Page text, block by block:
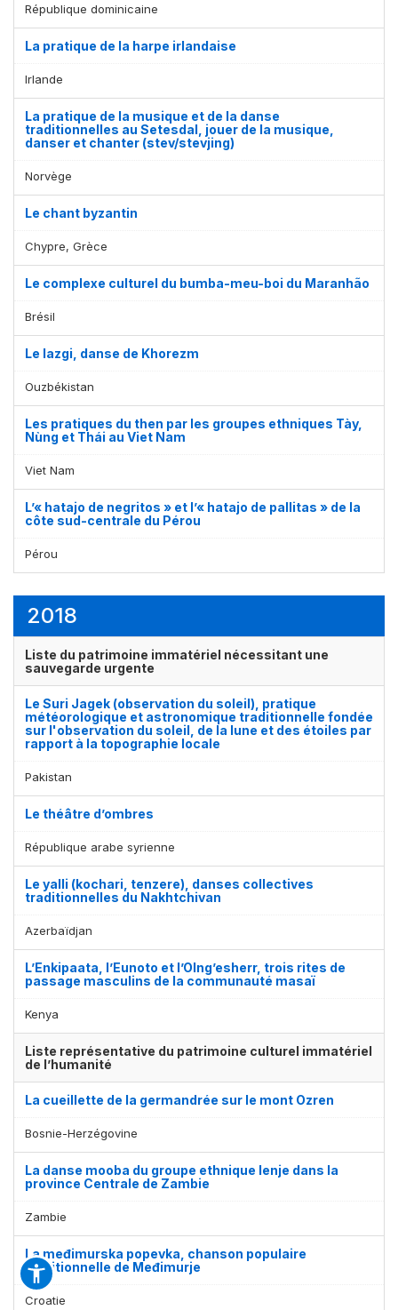
République dominicaine
La pratique de la harpe irlandaise
Irlande
La pratique de la musique et de la danse
traditionnelles au Setesdal, jouer de la musique,
danser et chanter (stev/stevjing)
Norvège
Le chant byzantin
Chypre, Grèce
Le complexe culturel du bumba-meu-boi du Maranhão
Brésil
Le lazgi, danse de Khorezm
Ouzbékistan
Les pratiques du then par les groupes ethniques Tày,
Nùng et Thái au Viet Nam
Viet Nam
L’« hatajo de negritos » et l’« hatajo de pallitas » de la
côte sud-centrale du Pérou
Pérou
2018
Liste du patrimoine immatériel nécessitant une
sauvegarde urgente
Le Suri Jagek (observation du soleil), pratique
météorologique et astronomique traditionnelle fondée
sur l'observation du soleil, de la lune et des étoiles par
rapport à la topographie locale
Pakistan
Le théâtre d’ombres
République arabe syrienne
Le yalli (kochari, tenzere), danses collectives
traditionnelles du Nakhtchivan
Azerbaïdjan
L’Enkipaata, l’Eunoto et l’Olng’esherr, trois rites de
passage masculins de la communauté masaï
Kenya
Liste représentative du patrimoine culturel immatériel
de l’humanité
La cueillette de la germandrée sur le mont Ozren
Bosnie-Herzégovine
La danse mooba du groupe ethnique lenje dans la
province Centrale de Zambie
Zambie
La međimurska popevka, chanson populaire
traditionnelle de Međimurje
Croatie